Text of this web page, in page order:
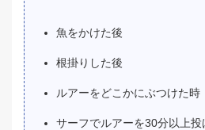
魚をかけた後
根掛りした後
ルアーをどこかにぶつけた時
サーフでルアーを30分以上投